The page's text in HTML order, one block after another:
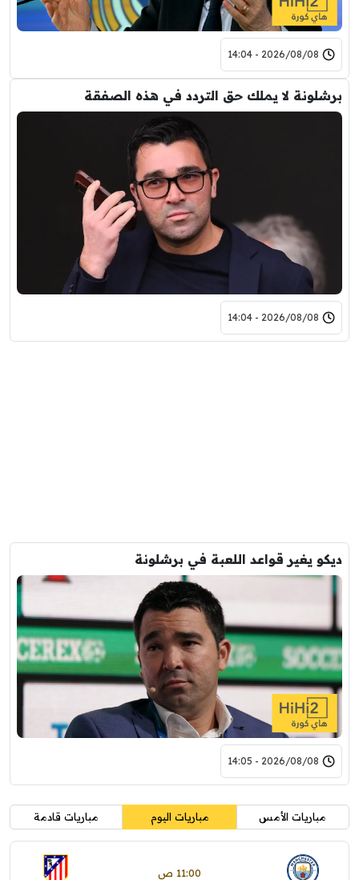
2026/08/08 - 14:04
برشلونة لا يملك حق التردد في هذه الصفقة
2026/08/08 - 14:04
ديكو يغير قواعد اللعبة في برشلونة
2026/08/08 - 14:05
مباريات الأمس مباريات اليوم مباريات قادمة
11:00 ص